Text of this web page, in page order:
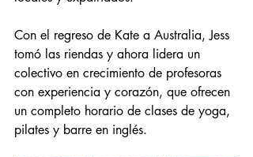
Con el regreso de Kate a Australia, Jess
tomó las riendas y ahora lidera un
colectivo en crecimiento de profesoras
con experiencia y corazón, que ofrecen
un completo horario de clases de yoga,
pilates y barre en inglés.